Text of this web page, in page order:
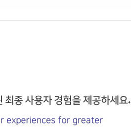
최종 사용자 경험을 제공하세요.
experiences for greater